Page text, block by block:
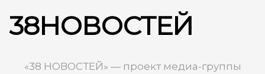
38НОВОСТЕЙ
«38 НОВОСТЕЙ» — проект медиа-группы